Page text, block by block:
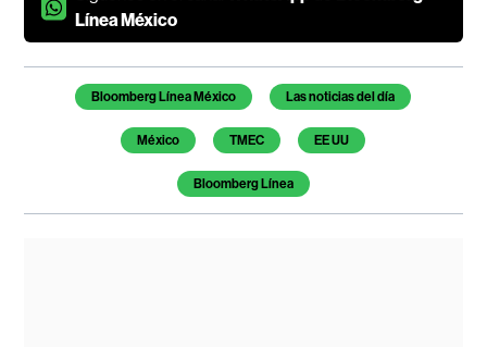
Línea México
Temas de este artículo
Bloomberg Línea México Las noticias del día
México TMEC EE UU
Bloomberg Línea